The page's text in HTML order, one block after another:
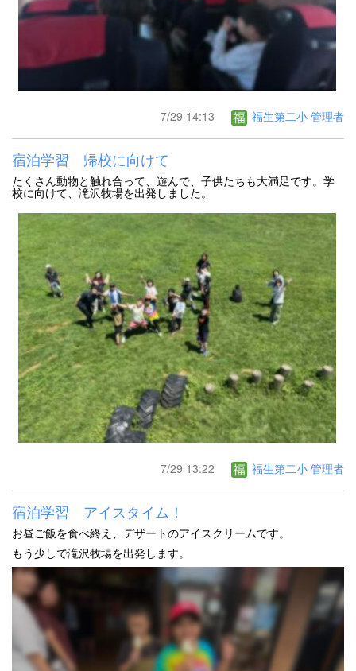
7/29 14:13 福生第二小 管理者
宿泊学習 帰校に向けて
たくさん動物と触れ合って、遊んで、子供たちも大満足です。学
校に向けて、滝沢牧場を出発しました。
7/29 13:22 福生第二小 管理者
宿泊学習 アイスタイム！
お昼ご飯を食べ終え、デザートのアイスクリームです。
もう少しで滝沢牧場を出発します。